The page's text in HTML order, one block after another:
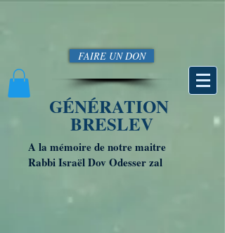
FAIRE UN DON
GÉNÉRATION
BRESLEV
A la mémoire de notre maitre
Rabbi Israël Dov Odesser zal